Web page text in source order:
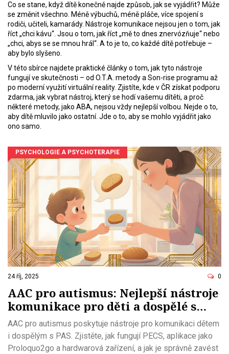
Co se stane, když dítě konečně najde způsob, jak se vyjádřit? Může
se změnit všechno. Méně výbuchů, méně pláče, více spojení s
rodiči, učiteli, kamarády. Nástroje komunikace nejsou jen o tom, jak
říct „chci kávu“. Jsou o tom, jak říct „mě to dnes znervózňuje“ nebo
„chci, abys se se mnou hrál“. A to je to, co každé dítě potřebuje –
aby bylo slyšeno.
V této sbírce najdete praktické články o tom, jak tyto nástroje
fungují ve skutečnosti – od O.T.A. metody a Son-rise programu až
po moderní využití virtuální reality. Zjistíte, kde v ČR získat podporu
zdarma, jak vybrat nástroj, který se hodí vašemu dítěti, a proč
některé metody, jako ABA, nejsou vždy nejlepší volbou. Nejde o to,
aby dítě mluvilo jako ostatní. Jde o to, aby se mohlo vyjádřit jako
ono samo.
PSYCHOLOGIE A PSYCHOTERAPIE
24 říj, 2025 0
AAC pro autismus: Nejlepší nástroje
komunikace pro děti a dospělé s
PAS
AAC pro autismus poskytuje nástroje pro komunikaci dětem
i dospělým s PAS. Zjistěte, jak fungují PECS, aplikace jako
Proloquo2go a hardwarová zařízení, a jak je správně zavést